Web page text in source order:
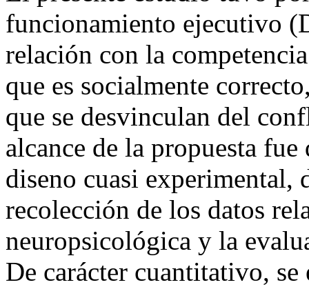
funcionamiento ejecutivo
relación con la
que es socialmente
que se desvinculan del
alcance de la propuesta
diseno cuasi
recolección de los datos
neuropsicológica y la
De carácter cuantitativo,